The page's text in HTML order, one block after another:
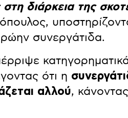
διάρκεια της
συνεργάτιδα.
κατηγορηματικά
ότι η
αλλού,